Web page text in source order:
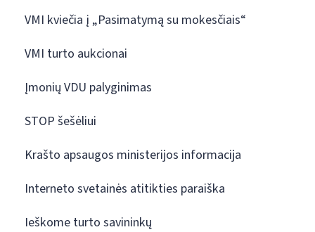
VMI kviečia į „Pasimatymą su mokesčiais“
VMI turto aukcionai
Įmonių VDU palyginimas
STOP šešėliui
Krašto apsaugos ministerijos informacija
Interneto svetainės atitikties paraiška
Ieškome turto savininkų